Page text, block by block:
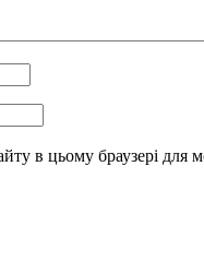
в цьому браузері для